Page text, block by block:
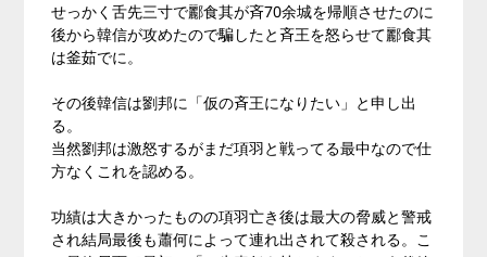
せっかく舌先三寸で酈食其が斉70余城を帰順させたのに
後から韓信が攻めたので騙したと斉王を怒らせて酈食其
は釜茹でに。
その後韓信は劉邦に「仮の斉王になりたい」と申し出
る。
当然劉邦は激怒するがまだ項羽と戦ってる最中なので仕
方なくこれを認める。
功績は大きかったものの項羽亡き後は最大の脅威と警戒
され結局最後も蕭何によって連れ出されて殺される。こ